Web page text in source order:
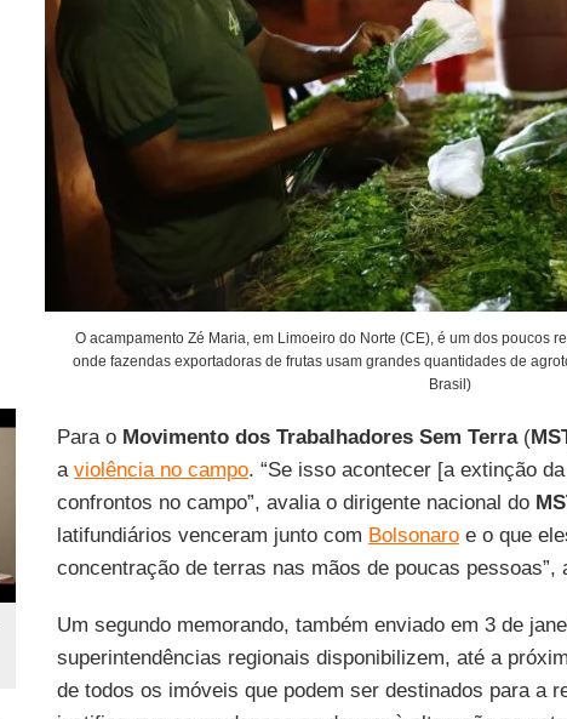
O acampamento Zé Maria, em Limoeiro do Norte (CE), é um dos poucos
onde fazendas exportadoras de frutas usam grandes quantidades de
Brasil)
Para o Movimento dos Trabalhadores Sem Terra(
a violência no campo. “Se isso acontecer [a extinção
confrontos no campo”, avalia o dirigente nacional do
latifundiários venceram junto com Bolsonaroe o que
concentração de terras nas mãos de poucas pessoas”,
Um segundo memorando, também enviado em 3 de
superintendências regionais disponibilizem, até a
de todos os imóveis que podem ser destinados para a